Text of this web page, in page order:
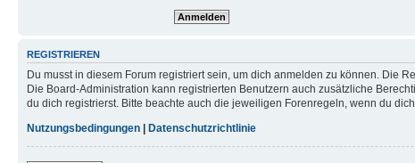
REGISTRIEREN
Du musst in diesem Forum registriert sein, um dich anmelden zu können. Die
Die Board-Administration kann registrierten Benutzern auch zusätzliche
du dich registrierst. Bitte beachte auch die jeweiligen Forenregeln, wenn du
Nutzungsbedingungen
Datenschutzrichtlinie